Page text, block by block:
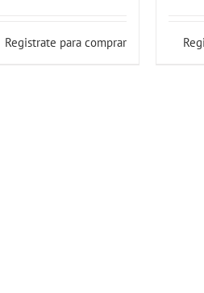
Registrate para comprar